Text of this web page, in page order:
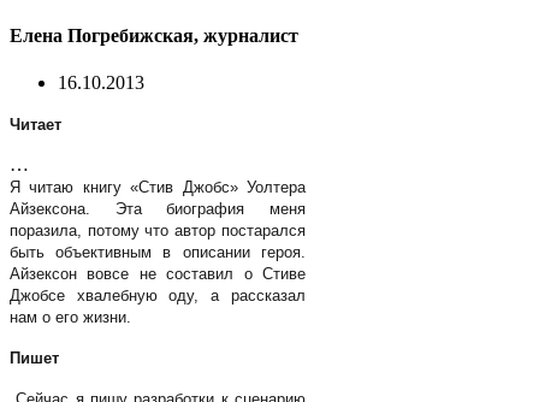
Елена Погребижская, журналист
16.10.2013
Читает
…
Я читаю книгу «Стив Джобс» Уолтера
Айзексона. Эта биография меня
поразила, потому что автор постарался
быть объективным в описании героя.
Айзексон вовсе не составил о Стиве
Джобсе хвалебную оду, а рассказал
нам о его жизни.
Пишет